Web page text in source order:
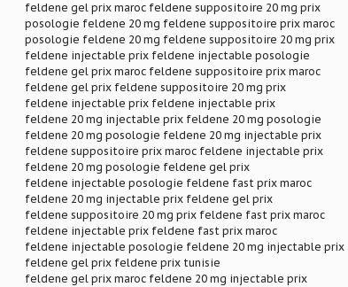
feldene gel prix maroc feldene suppositoire 20 mg prix
posologie feldene 20 mg feldene suppositoire prix maroc
posologie feldene 20 mg feldene suppositoire 20 mg prix
feldene injectable prix feldene injectable posologie
feldene gel prix maroc feldene suppositoire prix maroc
feldene gel prix feldene suppositoire 20 mg prix
feldene injectable prix feldene injectable prix
feldene 20 mg injectable prix feldene 20 mg posologie
feldene 20 mg posologie feldene 20 mg injectable prix
feldene suppositoire prix maroc feldene injectable prix
feldene 20 mg posologie feldene gel prix
feldene injectable posologie feldene fast prix maroc
feldene 20 mg injectable prix feldene gel prix
feldene suppositoire 20 mg prix feldene fast prix maroc
feldene injectable prix feldene fast prix maroc
feldene injectable posologie feldene 20 mg injectable prix
feldene gel prix feldene prix tunisie
feldene gel prix maroc feldene 20 mg injectable prix